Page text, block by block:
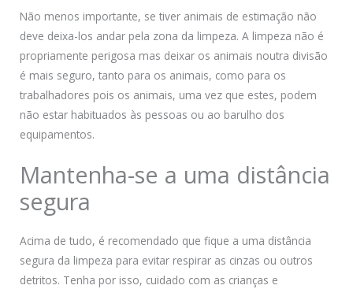
Não menos importante, se tiver animais de estimação não
deve deixa-los andar pela zona da limpeza. A limpeza não é
propriamente perigosa mas deixar os animais noutra divisão
é mais seguro, tanto para os animais, como para os
trabalhadores pois os animais, uma vez que estes, podem
não estar habituados às pessoas ou ao barulho dos
equipamentos.
Mantenha-se a uma distância
segura
Acima de tudo, é recomendado que fique a uma distância
segura da limpeza para evitar respirar as cinzas ou outros
detritos. Tenha por isso, cuidado com as crianças e